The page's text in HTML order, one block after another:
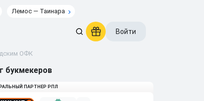
Лемос — Таинара
Войти
ОФК
букмекеров
ПАРТНЕР РПЛ